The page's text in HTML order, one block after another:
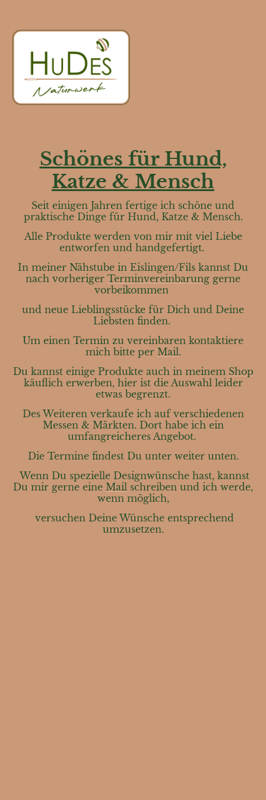
Schönes für Hund,
Katze & Mensch
Seit einigen Jahren fertige ich schöne und
praktische Dinge für Hund, Katze & Mensch.
Alle Produkte werden von mir mit viel Liebe
entworfen und handgefertigt.
In meiner Nähstube in Eislingen/Fils kannst Du
nach vorheriger Terminvereinbarung gerne
vorbeikommen
und neue Lieblingsstücke für Dich und Deine
Liebsten finden.
Um einen Termin zu vereinbaren kontaktiere
mich bitte per Mail.
Du kannst einige Produkte auch in meinem Shop
käuflich erwerben, hier ist die Auswahl leider
etwas begrenzt.
Des Weiteren verkaufe ich auf verschiedenen
Messen & Märkten. Dort habe ich ein
umfangreicheres Angebot.
Die Termine findest Du unter weiter unten.
Wenn Du spezielle Designwünsche hast, kannst
Du mir gerne eine Mail schreiben und ich werde,
wenn möglich,
versuchen Deine Wünsche entsprechend
umzusetzen.